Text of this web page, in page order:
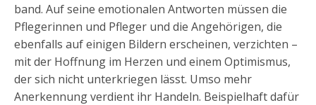
band. Auf seine emotionalen Antworten müssen die
Pflegerinnen und Pfleger und die Angehörigen, die
ebenfalls auf einigen Bildern erscheinen, verzichten –
mit der Hoffnung im Herzen und einem Optimismus,
der sich nicht unterkriegen lässt. Umso mehr
Anerkennung verdient ihr Handeln. Beispielhaft dafür